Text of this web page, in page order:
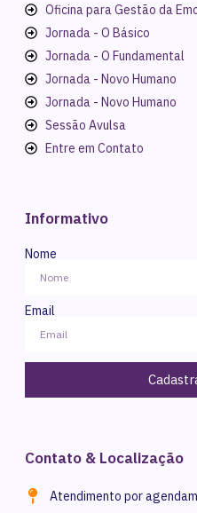
Oficina para Gestão da
Jornada - O Básico
Jornada - O Fundamental
Jornada - Novo Humano
Jornada - Novo Humano
Sessão Avulsa
Entre em Contato
Informativo
Nome
Email
Contato & Localização
Atendimento por